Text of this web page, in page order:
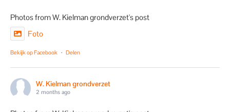
Photos from W. Kielman grondverzet's post
Foto
Bekijk op Facebook · Delen
W. Kielman grondverzet
2 months ago